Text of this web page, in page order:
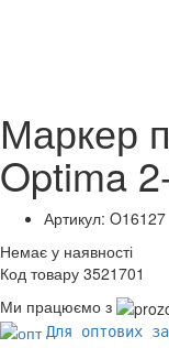
Маркер
Optima
Артикул: O16127
Немає у наявності
Код товару 3521701
Ми працюємо з
Для оптових